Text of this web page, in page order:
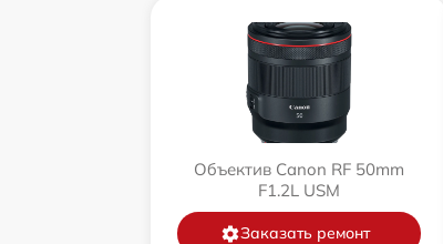
Объектив Canon RF 50mm
F1.2L USM
Заказать ремонт